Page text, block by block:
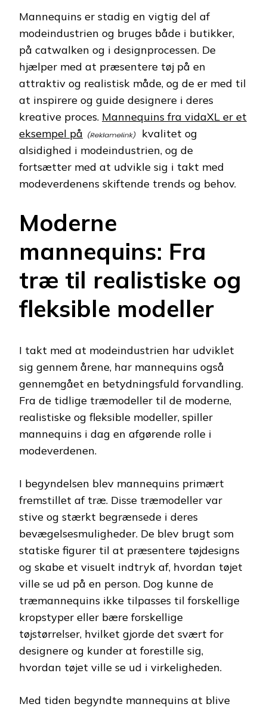
Mannequins er stadig en vigtig del af
modeindustrien og bruges både i butikker,
på catwalken og i designprocessen. De
hjælper med at præsentere tøj på en
attraktiv og realistisk måde, og de er med til
at inspirere og guide designere i deres
kreative proces. Mannequins fra vidaXL er et
eksempel på
kvalitet og
alsidighed i modeindustrien, og de
fortsætter med at udvikle sig i takt med
modeverdenens skiftende trends og behov.
Moderne
mannequins: Fra
træ til realistiske og
fleksible modeller
I takt med at modeindustrien har udviklet
sig gennem årene, har mannequins også
gennemgået en betydningsfuld forvandling.
Fra de tidlige træmodeller til de moderne,
realistiske og fleksible modeller, spiller
mannequins i dag en afgørende rolle i
modeverdenen.
I begyndelsen blev mannequins primært
fremstillet af træ. Disse træmodeller var
stive og stærkt begrænsede i deres
bevægelsesmuligheder. De blev brugt som
statiske figurer til at præsentere tøjdesigns
og skabe et visuelt indtryk af, hvordan tøjet
ville se ud på en person. Dog kunne de
træmannequins ikke tilpasses til forskellige
kropstyper eller bære forskellige
tøjstørrelser, hvilket gjorde det svært for
designere og kunder at forestille sig,
hvordan tøjet ville se ud i virkeligheden.
Med tiden begyndte mannequins at blive